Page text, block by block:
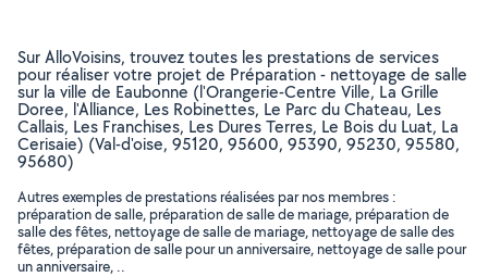
Sur AlloVoisins, trouvez toutes les prestations de services
pour réaliser votre projet de Préparation - nettoyage de salle
sur la ville de Eaubonne (l'Orangerie-Centre Ville, La Grille
Doree, l'Alliance, Les Robinettes, Le Parc du Chateau, Les
Callais, Les Franchises, Les Dures Terres, Le Bois du Luat, La
Cerisaie) (Val-d'oise, 95120, 95600, 95390, 95230, 95580,
95680)
Autres exemples de prestations réalisées par nos membres :
préparation de salle, préparation de salle de mariage, préparation de
salle des fêtes, nettoyage de salle de mariage, nettoyage de salle des
fêtes, préparation de salle pour un anniversaire, nettoyage de salle pour
un anniversaire, ..